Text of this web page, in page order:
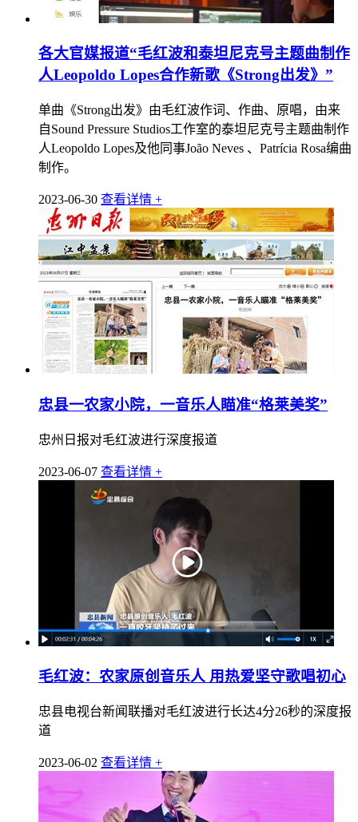
各大官媒报道“毛红波和泰坦尼克号主题曲制作
人Leopoldo Lopes合作新歌《Strong出发》”
单曲《Strong出发》由毛红波作词、作曲、原唱，由来
自Sound Pressure Studios工作室的泰坦尼克号主题曲制作
人Leopoldo Lopes及他同事João Neves 、Patrícia Rosa编曲
制作。
2023-06-30 查看详情 +
忠县一农家小院，一音乐人瞄准“格莱美奖”
忠州日报对毛红波进行深度报道
2023-06-07 查看详情 +
毛红波：农家原创音乐人 用热爱坚守歌唱初心
忠县电视台新闻联播对毛红波进行长达4分26秒的深度报
道
2023-06-02 查看详情 +